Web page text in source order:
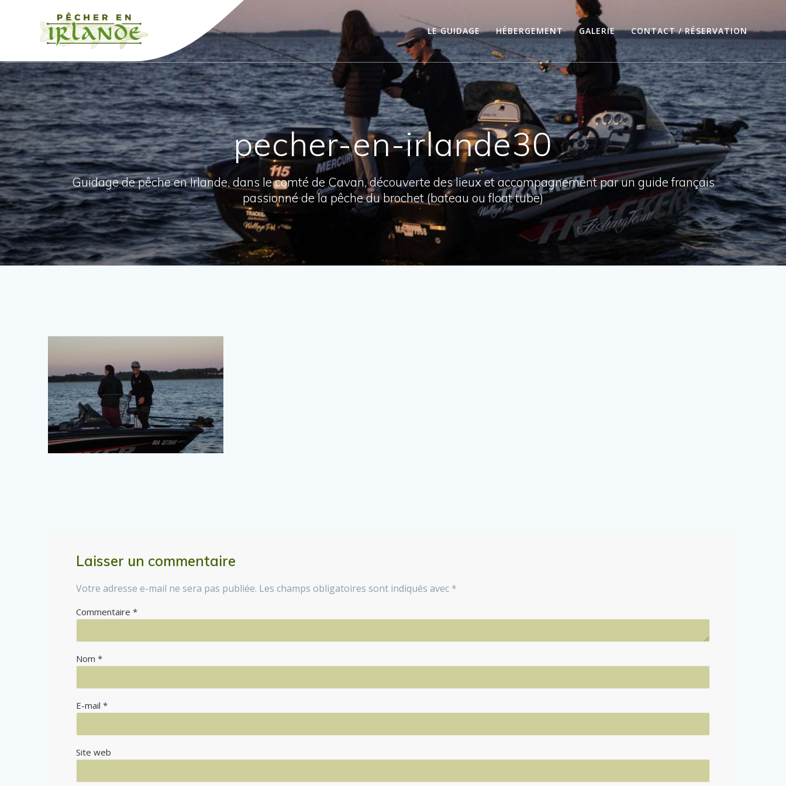
LE GUIDAGE HÉBERGEMENT GALERIE CONTACT / RÉSERVATION
pecher-en-irlande30
Guidage de pêche en Irlande, dans le comté de Cavan, découverte des lieux et accompagnement par un guide français
passionné de la pêche du brochet (bateau ou float tube)
Laisser un commentaire
Votre adresse e-mail ne sera pas publiée. Les champs obligatoires sont indiqués avec *
Commentaire*
Nom*
E-mail*
Site web